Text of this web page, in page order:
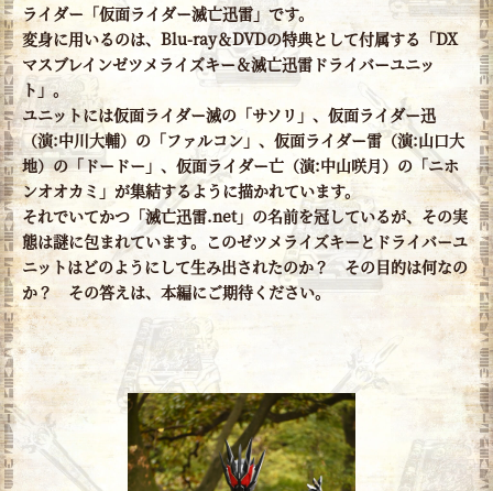
ライダー「仮面ライダー滅亡迅雷」です。
変身に用いるのは、Blu-ray＆DVDの特典として付属する「DX
マスブレインゼツメライズキー＆滅亡迅雷ドライバーユニッ
ト」。
ユニットには仮面ライダー滅の「サソリ」、仮面ライダー迅
（演:中川大輔）の「ファルコン」、仮面ライダー雷（演:山口大
地）の「ドードー」、仮面ライダー亡（演:中山咲月）の「ニホ
ンオオカミ」が集結するように描かれています。
それでいてかつ「滅亡迅雷.net」の名前を冠しているが、その実
態は謎に包まれています。このゼツメライズキーとドライバーユ
ニットはどのようにして生み出されたのか？ その目的は何なの
か？ その答えは、本編にご期待ください。